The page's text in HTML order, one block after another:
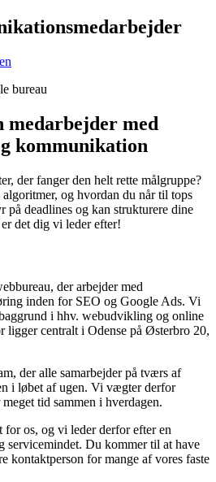
medarbejder med
kommunikation
der fanger den helt rette målgruppe?
og hvordan du når til tops
på deadlines og kan strukturere dine
det dig vi leder efter!
der arbejder med
inden for SEO og Google Ads. Vi
i hhv. webudvikling og online
ligger centralt i Odense på Østerbro 20,
der alle samarbejder på tværs af
i løbet af ugen. Vi vægter derfor
tid sammen i hverdagen.
for os, og vi leder derfor efter en
servicemindet. Du kommer til at have
kontaktperson for mange af vores faste